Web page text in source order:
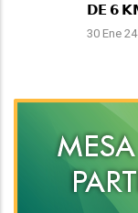
𝗗𝗘 𝟲
30 Ene 24